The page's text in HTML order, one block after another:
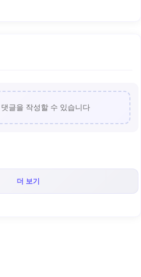
글을 작성할 수 있습니다
더 보기